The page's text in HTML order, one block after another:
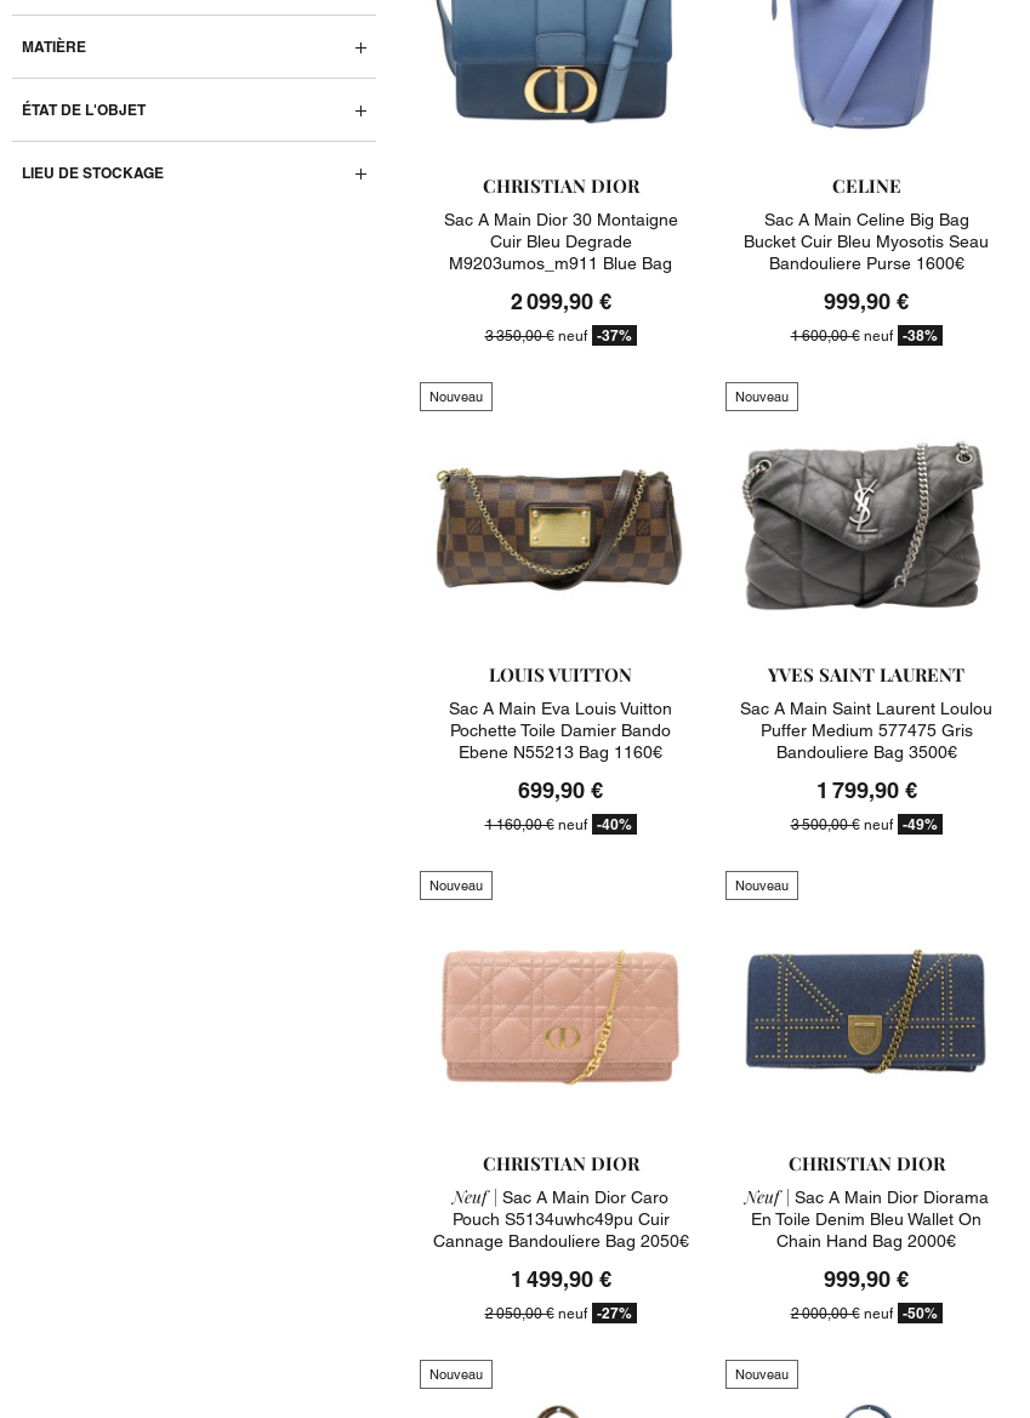
MATIÈRE
ÉTAT DE L'OBJET
LIEU DE STOCKAGE
CHRISTIAN DIOR
Sac A Main Dior 30 Montaigne
Cuir Bleu Degrade
M9203umos_m911 Blue Bag
2 099,90 €
3 350,00 €neuf -37%
CELINE
Sac A Main Celine Big Bag
Bucket Cuir Bleu Myosotis Seau
Bandouliere Purse 1600€
999,90 €
1 600,00 €neuf -38%
Nouveau
LOUIS VUITTON
Sac A Main Eva Louis Vuitton
Pochette Toile Damier Bando
Ebene N55213 Bag 1160€
699,90 €
1 160,00 €neuf -40%
Nouveau
YVES SAINT LAURENT
Sac A Main Saint Laurent Loulou
Puffer Medium 577475 Gris
Bandouliere Bag 3500€
1 799,90 €
3 500,00 €neuf -49%
Nouveau
CHRISTIAN DIOR
Neuf | Sac A Main Dior Caro
Pouch S5134uwhc49pu Cuir
Cannage Bandouliere Bag 2050€
1 499,90 €
2 050,00 €neuf -27%
Nouveau
CHRISTIAN DIOR
Neuf | Sac A Main Dior Diorama
En Toile Denim Bleu Wallet On
Chain Hand Bag 2000€
999,90 €
2 000,00 €neuf -50%
Nouveau Nouveau